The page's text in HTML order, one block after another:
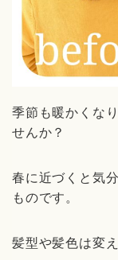
季節も暖かくな
せんか？
春に近づくと気
ものです。
髪型や髪色は変